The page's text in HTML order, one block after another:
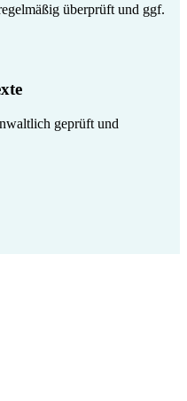
überprüft und ggf.
geprüft und